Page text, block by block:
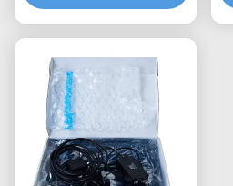
Probe